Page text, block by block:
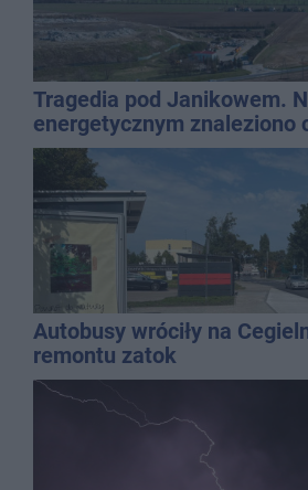
Tragedia pod Janikowem.
energetycznym znaleziono
mężczyzny
Autobusy wróciły na
remontu zatok